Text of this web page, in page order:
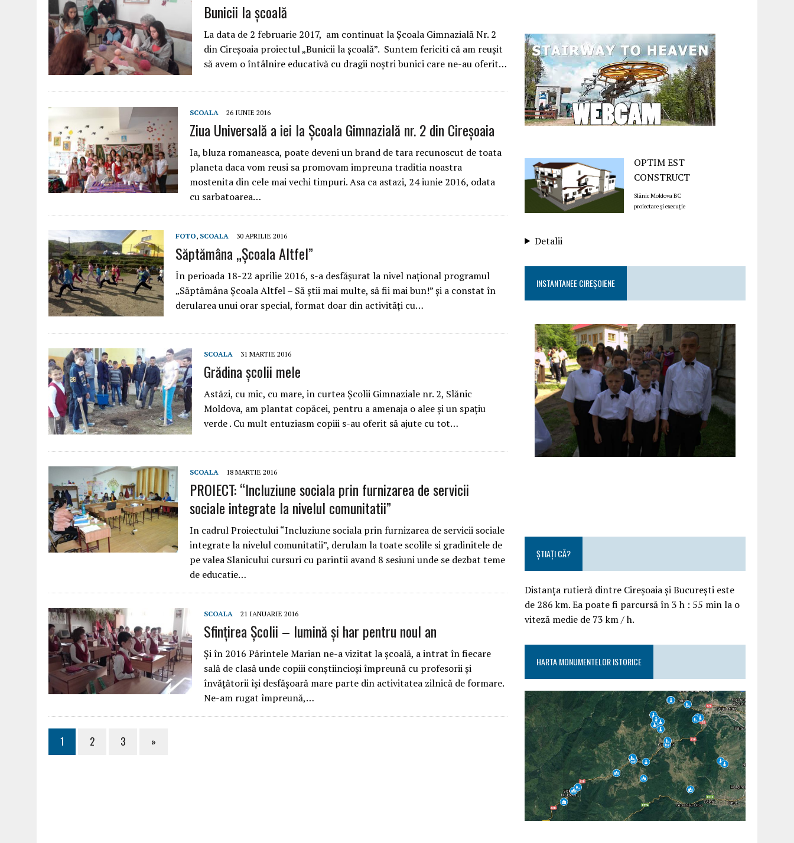
Bunicii la școală
La data de 2 februarie 2017, am continuat la Școala Gimnazială Nr. 2
din Cireșoaia proiectul „Bunicii la școală”. Suntem fericiti că am reușit
să avem o întâlnire educativă cu dragii noștri bunici care ne-au oferit…
SCOALA 26 IUNIE 2016
Ziua Universală a iei la Școala Gimnazială nr. 2 din Cireșoaia
Ia, bluza romaneasca, poate deveni un brand de tara recunoscut de toata
planeta daca vom reusi sa promovam impreuna traditia noastra
mostenita din cele mai vechi timpuri. Asa ca astazi, 24 iunie 2016, odata
cu sarbatoarea…
FOTO, SCOALA 30 APRILIE 2016
Săptămâna „Școala Altfel”
În perioada 18-22 aprilie 2016, s-a desfășurat la nivel național programul
„Săptămâna Școala Altfel – Să știi mai multe, să fii mai bun!” și a constat în
derularea unui orar special, format doar din activităţi cu…
SCOALA 31 MARTIE 2016
Grădina școlii mele
Astăzi, cu mic, cu mare, in curtea Școlii Gimnaziale nr. 2, Slănic
Moldova, am plantat copăcei, pentru a amenaja o alee și un spațiu
verde . Cu mult entuziasm copiii s-au oferit să ajute cu tot…
SCOALA 18 MARTIE 2016
PROIECT: “Incluziune sociala prin furnizarea de servicii
sociale integrate la nivelul comunitatii”
In cadrul Proiectului “Incluziune sociala prin furnizarea de servicii sociale
integrate la nivelul comunitatii”, derulam la toate scolile si gradinitele de
pe valea Slanicului cursuri cu parintii avand 8 sesiuni unde se dezbat teme
de educatie…
SCOALA 21 IANUARIE 2016
Sfințirea Școlii – lumină și har pentru noul an
Şi în 2016 Părintele Marian ne-a vizitat la şcoală, a intrat în fiecare
sală de clasă unde copiii conştiincioşi împreună cu profesorii şi
învăţătorii îşi desfăşoară mare parte din activitatea zilnică de formare.
Ne-am rugat împreună,…
1 2 3 »
OPTIM EST
CONSTRUCT
Slănic Moldova BC
proiectare și execuție
Detalii
INSTANTANEE CIREȘOIENE
ȘTIAȚI CĂ?
Distanța rutieră dintre Cireșoaia și București este
de 286 km. Ea poate fi parcursă în 3 h : 55 min la o
viteză medie de 73 km / h.
HARTA MONUMENTELOR ISTORICE